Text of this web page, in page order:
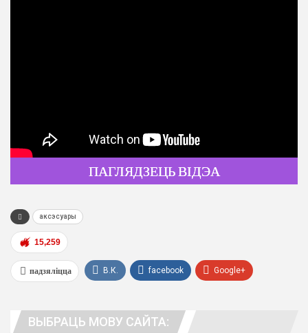
ПАГЛЯДЗЕЦЬ ВІДЭА
аксэсуары
15,259
падзяліцца В.К. facebook Google+
людзі. адрас
ВЫБРАЦЬ МОВУ САЙТА: